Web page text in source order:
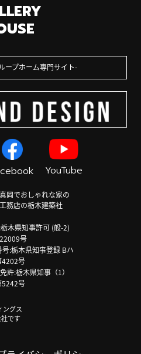
ープホーム専門サイト
YouTube
岡でおしゃれな家の
務店の栃木建築社
木県知事許可 (般-2)
号
:栃木県知事登録 Bハ
4202号
許:栃木県知事（1）
5242号
ングス
です